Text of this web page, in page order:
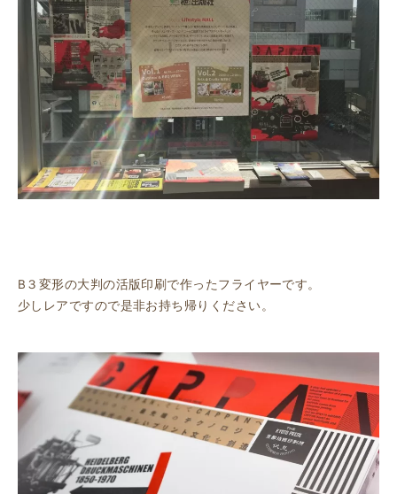
B３変形の大判の活版印刷で作ったフライヤーです。
少しレアですので是非お持ち帰りください。